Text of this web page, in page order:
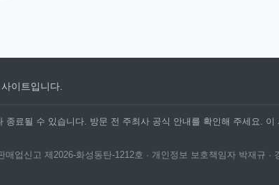
이트입니다.
료될 수 있습니다. 방문 전 주최사 공식 안내를 확인해 주세요.
매업신고 제2026-화성동탄-1212호 · 개인정보 보호책임자 박재규